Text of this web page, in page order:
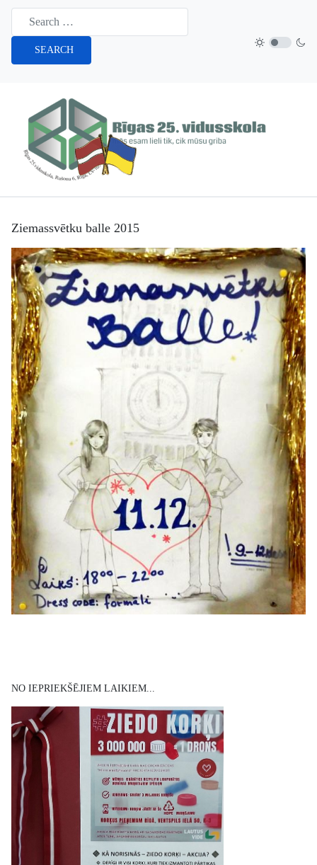
SEARCH
Ziemassvētku balle 2015
NO IEPRIEKŠĒJIEM LAIKIEM...